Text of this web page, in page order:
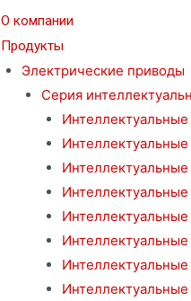
О компании
Продукты
Электрические приводы
Серия